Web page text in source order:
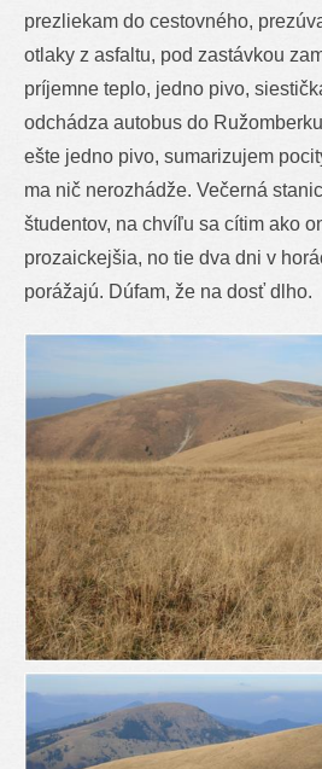
prezliekam do cestovného,
otlaky z asfaltu, pod zastávkou
príjemne teplo, jedno pivo,
odchádza autobus do
ešte jedno pivo, sumarizujem
ma nič nerozhádže. Večerná
študentov, na chvíľu sa cítim ako
prozaickejšia, no tie dva dni v
porážajú. Dúfam, že na dosť dlho.